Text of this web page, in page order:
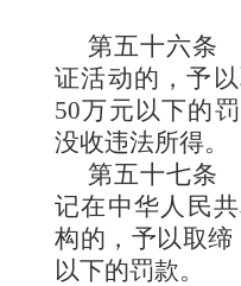
第五十六条
证活动的，予
50万元以下的
没收违法所得。
第五十七条
记在中华人民
构的，予以取缔
以下的罚款。